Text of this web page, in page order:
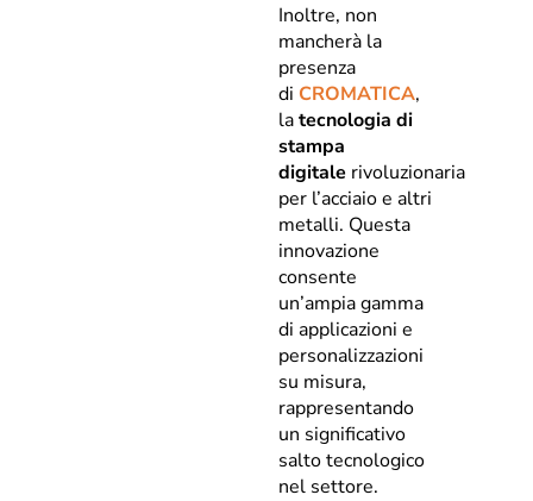
Inoltre, non
mancherà la
presenza
di CROMATICA,
latecnologia di
stampa
digitale rivoluzionaria
per l’acciaio e altri
metalli. Questa
innovazione
consente
un’ampia gamma
di applicazioni e
personalizzazioni
su misura,
rappresentando
un significativo
salto tecnologico
nel settore.